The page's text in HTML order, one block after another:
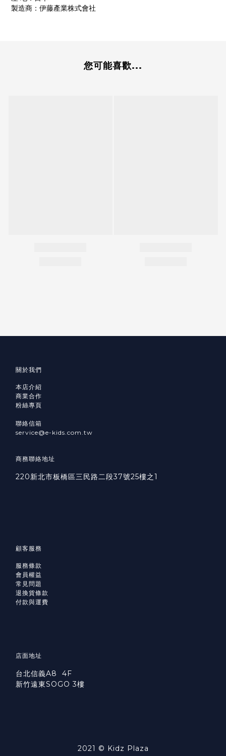
製造商：伊藤產業株式會社
您可能喜歡...
關於我們
本店介紹
商業合作
粉絲專頁
聯絡信箱
service@e-kids.com.tw
商務聯絡地址
220新北市板橋區三民路二段37號25樓之1
顧客服務
服務條款
會員權益
常見問題
退換貨條款
付款與運費
店面地址
台北信義A8 4F
新竹遠東SOGO 3樓
2021 © Kidz Plaza